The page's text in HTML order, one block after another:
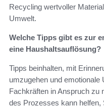
Recycling wertvoller
Umwelt.
Welche Tipps gibt es zur
eine Haushaltsauflösung?
Tipps beinhalten, mit
umzugehen und emotionale
Fachkräften in Anspruch zu
des Prozesses kann